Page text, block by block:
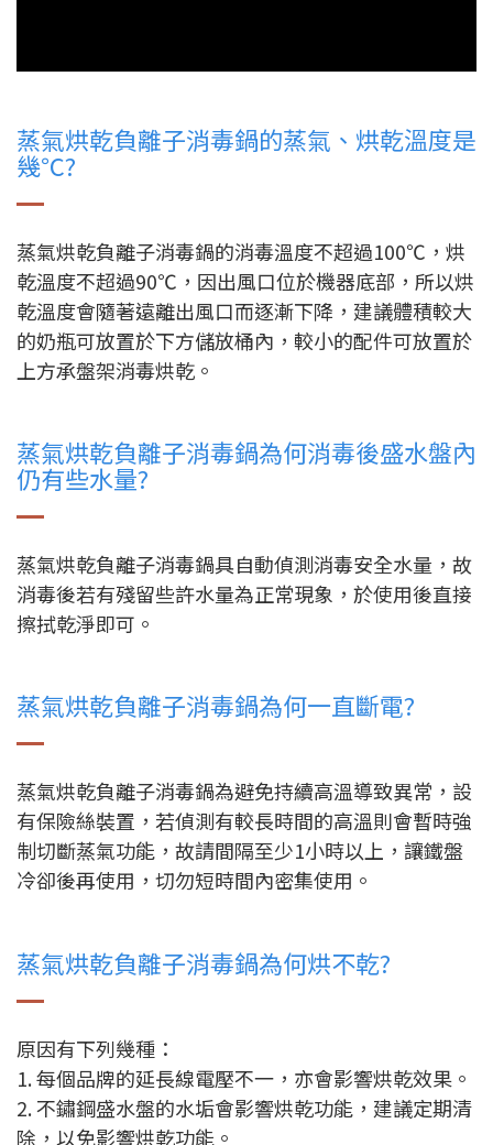
蒸氣烘乾負離子消毒鍋的蒸氣、烘乾溫度是
幾℃?
蒸氣烘乾負離子消毒鍋的消毒溫度不超過100℃，烘
乾溫度不超過90℃，因出風口位於機器底部，所以烘
乾溫度會隨著遠離出風口而逐漸下降，建議體積較大
的奶瓶可放置於下方儲放桶內，較小的配件可放置於
上方承盤架消毒烘乾。
蒸氣烘乾負離子消毒鍋為何消毒後盛水盤內
仍有些水量?
蒸氣烘乾負離子消毒鍋具自動偵測消毒安全水量，故
消毒後若有殘留些許水量為正常現象，於使用後直接
擦拭乾淨即可。
蒸氣烘乾負離子消毒鍋為何一直斷電?
蒸氣烘乾負離子消毒鍋為避免持續高溫導致異常，設
有保險絲裝置，若偵測有較長時間的高溫則會暫時強
制切斷蒸氣功能，故請間隔至少1小時以上，讓鐵盤
冷卻後再使用，切勿短時間內密集使用。
蒸氣烘乾負離子消毒鍋為何烘不乾?
原因有下列幾種：
1. 每個品牌的延長線電壓不一，亦會影響烘乾效果。
2. 不鏽鋼盛水盤的水垢會影響烘乾功能，建議定期清
除，以免影響烘乾功能。